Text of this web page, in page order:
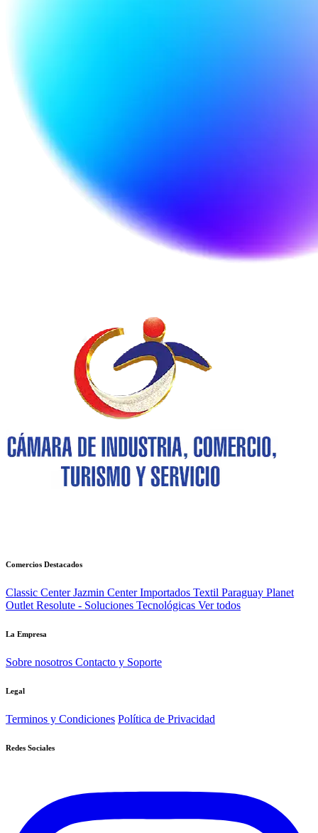
Comercios Destacados
Classic CenterJazmin Center Importados Textil Paraguay Planet
Outlet Resolute - Soluciones Tecnológicas Ver todos
La Empresa
Sobre nosotros Contacto y Soporte
Legal
Terminos y Condiciones Política de Privacidad
Redes Sociales